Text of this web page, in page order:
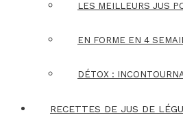
LES MEILLEURS JUS
EN FORME EN 4
DÉTOX :
RECETTES DE JUS DE